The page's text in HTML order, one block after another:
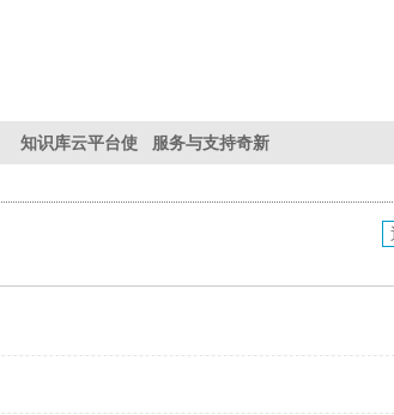
知识库云平台使 服务与支持奇新